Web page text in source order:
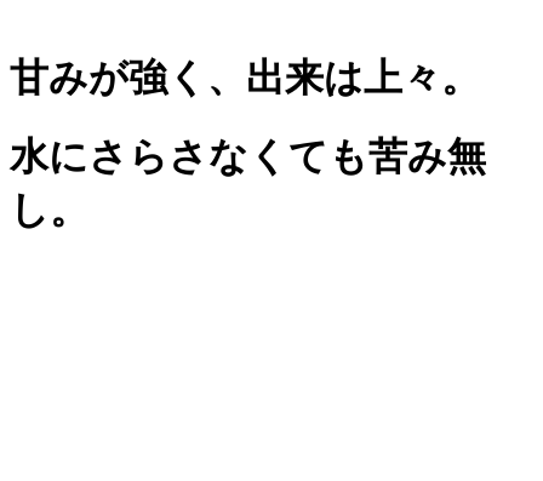
甘みが強く、出来は上々。
水にさらさなくても苦み無
し。